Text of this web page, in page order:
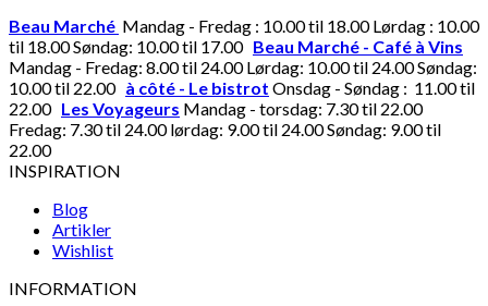
Beau Marché Mandag - Fredag : 10.00 til 18.00 Lørdag : 10.00
til 18.00 Søndag: 10.00 til 17.00 Beau Marché - Café à Vins
Mandag - Fredag: 8.00 til 24.00 Lørdag: 10.00 til 24.00 Søndag:
10.00 til 22.00 à côté - Le bistrot Onsdag - Søndag : 11.00 til
22.00 Les Voyageurs Mandag - torsdag: 7.30 til 22.00
Fredag: 7.30 til 24.00 lørdag: 9.00 til 24.00 Søndag: 9.00 til
22.00
INSPIRATION
Blog
Artikler
Wishlist
INFORMATION